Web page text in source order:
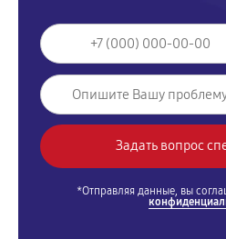
*Отправляя данные, вы